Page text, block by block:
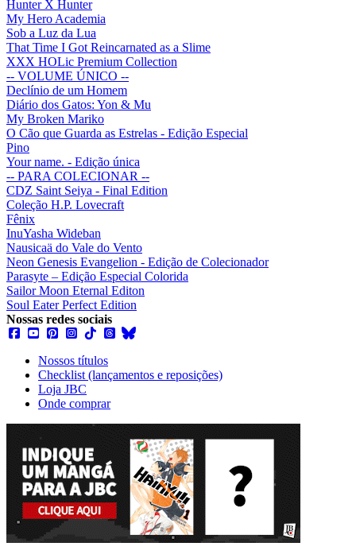
Hunter X Hunter
My Hero Academia
Sob a Luz da Lua
That Time I Got Reincarnated as a Slime
XXX HOLic Premium Collection
-- VOLUME ÚNICO --
Declínio de um Homem
Diário dos Gatos: Yon & Mu
My Broken Mariko
O Cão que Guarda as Estrelas - Edição Especial
Pino
Your name. - Edição única
-- PARA COLECIONAR --
CDZ Saint Seiya - Final Edition
Coleção H.P. Lovecraft
Fênix
InuYasha Wideban
Nausicaä do Vale do Vento
Neon Genesis Evangelion - Edição de Colecionador
Parasyte – Edição Especial Colorida
Sailor Moon Eternal Editon
Soul Eater Perfect Edition
Nossas redes sociais
Nossos títulos
Checklist (lançamentos e reposições)
Loja JBC
Onde comprar